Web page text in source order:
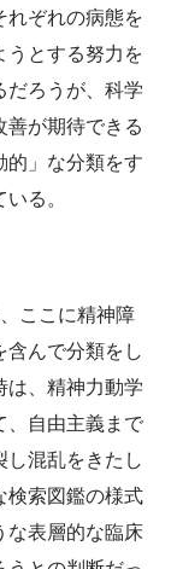
れぞれの病態を
うとする努力を
だろうが、科学
善が期待できる
的」な分類をす
る。
ここに精神障
含んで分類をし
は、精神力動学
、自由主義まで
し混乱をきたし
検索図鑑の様式
な表層的な臨床